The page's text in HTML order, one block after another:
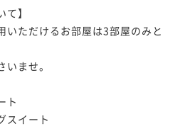
】
いただけるお部屋は3部屋のみと
ませ。
ト
スイート